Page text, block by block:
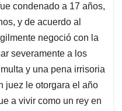
condenado a 17 años,
y de acuerdo al
negoció con la
severamente a los
y una pena irrisoria
juez le otorgara el año
a vivir como un rey en